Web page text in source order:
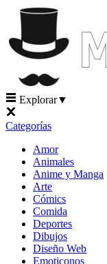
Explorar▼
Categorías
Amor
Animales
Anime y Manga
Arte
Cómics
Comida
Deportes
Dibujos
Diseño Web
Emoticonos